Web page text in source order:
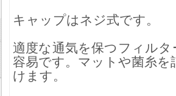
キャップはネジ式です。
適度な通気を保つフィル
容易です。マットや菌糸
けます。